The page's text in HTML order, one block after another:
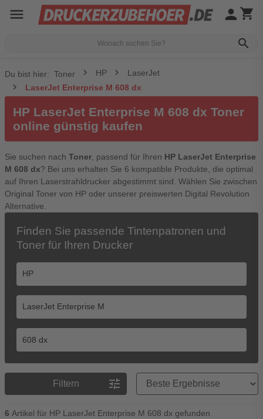
menu
search
person shopping_cart
Du bist hier: Toner HP
LaserJet
LaserJet Enterprise M 608 dx
HP LaserJet Enterprise M 608 dx Toner
online günstig kaufen
Sie suchen nach Toner, passend für Ihren HP LaserJet Enterprise
M 608 dx? Bei uns erhalten Sie 6 kompatible Produkte, die optimal
auf Ihren Laserstrahldrucker abgestimmt sind. Wählen Sie zwischen
Original Toner von HP oder unserer preiswerten Digital Revolution
Alternative.
Finden Sie passende Tintenpatronen und
Toner für Ihren Drucker
Filtern tune
Preisreihenfolge
6 Artikel für HP LaserJet Enterprise M 608 dx gefunden